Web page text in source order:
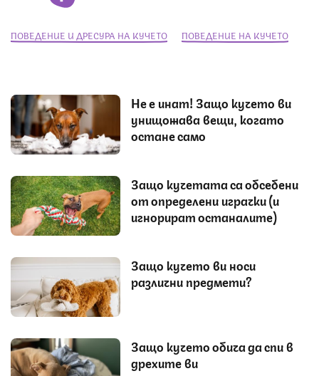
ПОВЕДЕНИЕ И ДРЕСУРА НА КУЧЕТО ПОВЕДЕНИЕ НА КУЧЕТО
Не е инат! Защо кучето ви
унищожава вещи, когато
остане само
Защо кучетата са обсебени
от определени играчки (и
игнорират останалите)
Защо кучето ви носи
различни предмети?
Защо кучето обича да спи в
дрехите ви